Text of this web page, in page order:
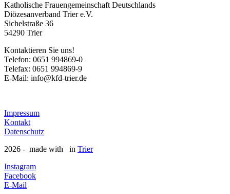
Katholische Frauengemeinschaft Deutschlands
Diözesanverband Trier e.V.
Sichelstraße 36
54290 Trier
Kontaktieren Sie uns!
Telefon: 0651 994869-0
Telefax: 0651 994869-9
E-Mail: info@kfd-trier.de
Impressum
Kontakt
Datenschutz
2026 - made with
in Trier
Instagram
Facebook
E-Mail